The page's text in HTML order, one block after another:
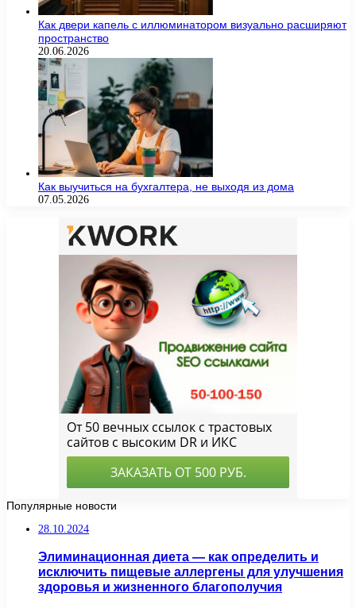
Как двери капель с иллюминатором визуально расширяют
пространство
20.06.2026
Как выучиться на бухгалтера, не выходя из дома
07.05.2026
Популярные новости
28.10.2024
Элиминационная диета — как определить и
исключить пищевые аллергены для улучшения
здоровья и жизненного благополучия